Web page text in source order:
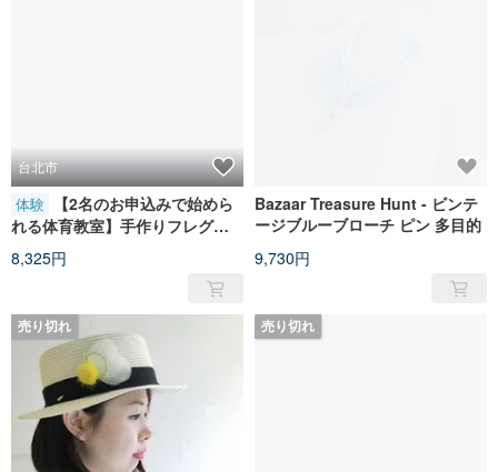
台北市
体験
【2名のお申込みで始めら
れる体育教室】手作りフレグラ
ンスオーナメント
8,325円
Bazaar Treasure Hunt - ビンテ
ージブルーブローチ ピン 多目的
9,730円
売り切れ 売り切れ